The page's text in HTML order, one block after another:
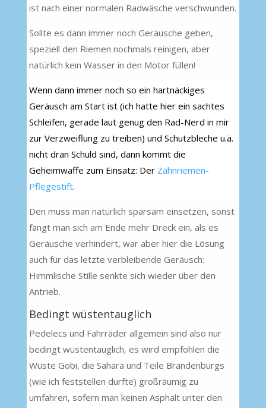
ist nach einer normalen Radwäsche verschwunden.
Sollte es dann immer noch Geräusche geben,
speziell den Riemen nochmals reinigen, aber
natürlich kein Wasser in den Motor füllen!
Wenn dann immer noch so ein hartnäckiges
Geräusch am Start ist (ich hatte hier ein sachtes
Schleifen, gerade laut genug den Rad-Nerd in mir
zur Verzweiflung zu treiben) und Schutzbleche u.ä.
nicht dran Schuld sind, dann kommt die
Geheimwaffe zum Einsatz: Der Zahnriemen-
Pflegestift.
Den muss man natürlich sparsam einsetzen, sonst
fängt man sich am Ende mehr Dreck ein, als es
Geräusche verhindert, war aber hier die Lösung
auch für das letzte verbleibende Geräusch:
Himmlische Stille senkte sich wieder über den
Antrieb.
Bedingt wüstentauglich
Pedelecs und Fahrräder allgemein sind also nur
bedingt wüstentauglich, es wird empfohlen die
Wüste Gobi, die Sahara und Teile Brandenburgs
(wie ich feststellen durfte) großräumig zu
umfahren, sofern man keinen Asphalt unter den